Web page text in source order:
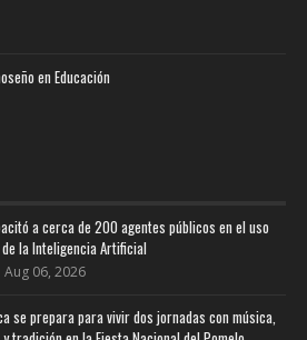
en Educación
a cerca de 200 agentes públicos en el uso
la Inteligencia Artificial
Aug 06, 2026
se prepara para vivir dos jornadas con música,